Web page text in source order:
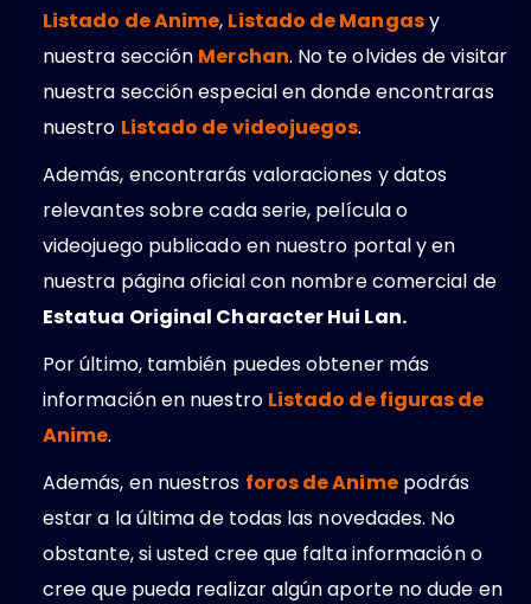
Listado de Anime, Listado de Mangasy
nuestra sección Merchan. No te olvides de visitar
nuestra sección especial en donde encontraras
nuestro Listado de videojuegos.
Además, encontrarás valoraciones y datos
relevantes sobre cada serie, película o
videojuego publicado en nuestro portal y en
nuestra página oficial con nombre comercial de
Estatua Original Character Hui Lan.
Por último, también puedes obtener más
información en nuestro Listado de figuras de
Anime.
Además, en nuestros foros de Animepodrás
estar a la última de todas las novedades. No
obstante, si usted cree que falta información o
cree que pueda realizar algún aporte no dude en